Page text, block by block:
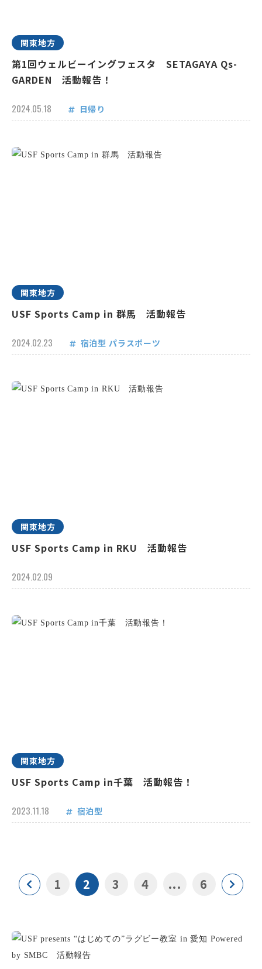
関東地方
第1回ウェルビーイングフェスタ SETAGAYA Qs-
GARDEN 活動報告！
2024.05.18 日帰り
関東地方
USF Sports Camp in 群馬 活動報告
2024.02.23 宿泊型 パラスポーツ
関東地方
USF Sports Camp in RKU 活動報告
2024.02.09
関東地方
USF Sports Camp in千葉 活動報告！
2023.11.18 宿泊型
1 2 3 4 ... 6